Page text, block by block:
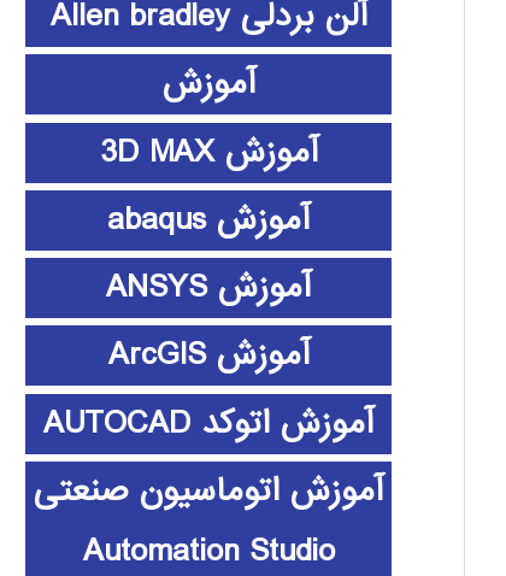
آلن بردلی Allen bradley
آموزش
آموزش 3D MAX
آموزش abaqus
آموزش ANSYS
آموزش ArcGIS
آموزش اتوکد AUTOCAD
آموزش اتوماسیون صنعتی
Automation Studio